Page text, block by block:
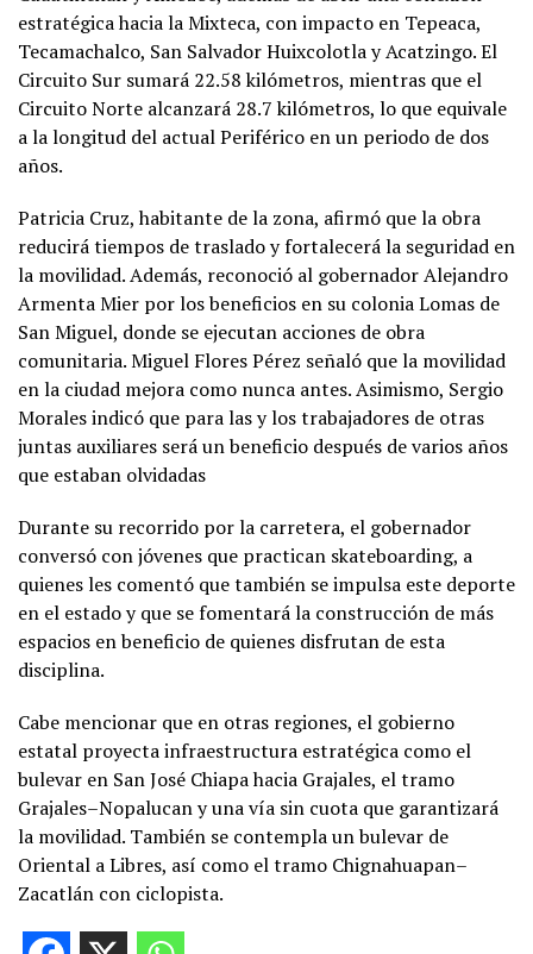
estratégica hacia la Mixteca, con impacto en Tepeaca,
Tecamachalco, San Salvador Huixcolotla y Acatzingo. El
Circuito Sur sumará 22.58 kilómetros, mientras que el
Circuito Norte alcanzará 28.7 kilómetros, lo que equivale
a la longitud del actual Periférico en un periodo de dos
años.
Patricia Cruz, habitante de la zona, afirmó que la obra
reducirá tiempos de traslado y fortalecerá la seguridad en
la movilidad. Además, reconoció al gobernador Alejandro
Armenta Mier por los beneficios en su colonia Lomas de
San Miguel, donde se ejecutan acciones de obra
comunitaria. Miguel Flores Pérez señaló que la movilidad
en la ciudad mejora como nunca antes. Asimismo, Sergio
Morales indicó que para las y los trabajadores de otras
juntas auxiliares será un beneficio después de varios años
que estaban olvidadas
Durante su recorrido por la carretera, el gobernador
conversó con jóvenes que practican skateboarding, a
quienes les comentó que también se impulsa este deporte
en el estado y que se fomentará la construcción de más
espacios en beneficio de quienes disfrutan de esta
disciplina.
Cabe mencionar que en otras regiones, el gobierno
estatal proyecta infraestructura estratégica como el
bulevar en San José Chiapa hacia Grajales, el tramo
Grajales–Nopalucan y una vía sin cuota que garantizará
la movilidad. También se contempla un bulevar de
Oriental a Libres, así como el tramo Chignahuapan–
Zacatlán con ciclopista.